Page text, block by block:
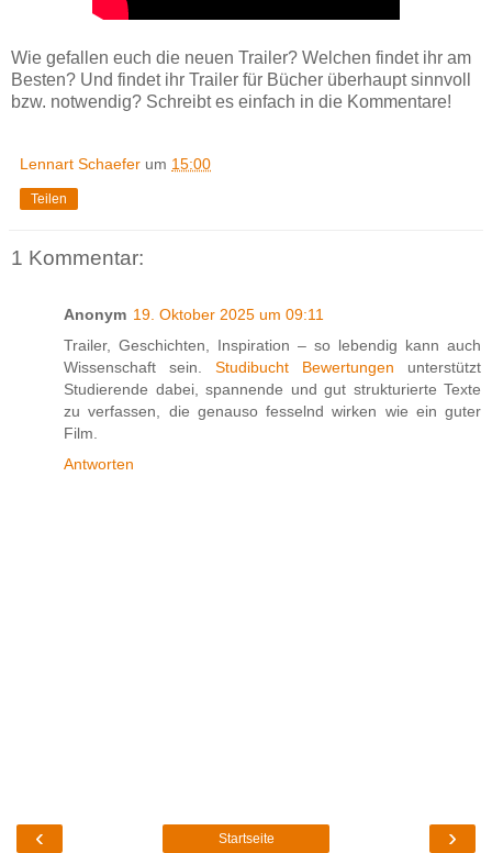
Wie gefallen euch die neuen Trailer? Welchen findet ihr am
Besten? Und findet ihr Trailer für Bücher überhaupt sinnvoll
bzw. notwendig? Schreibt es einfach in die Kommentare!
Lennart Schaefer um 15:00
Teilen
1 Kommentar:
Anonym 19. Oktober 2025 um 09:11
Trailer, Geschichten, Inspiration – so lebendig kann auch
Wissenschaft sein. Studibucht Bewertungen unterstützt
Studierende dabei, spannende und gut strukturierte Texte
zu verfassen, die genauso fesselnd wirken wie ein guter
Film.
Antworten
‹ ›
Startseite